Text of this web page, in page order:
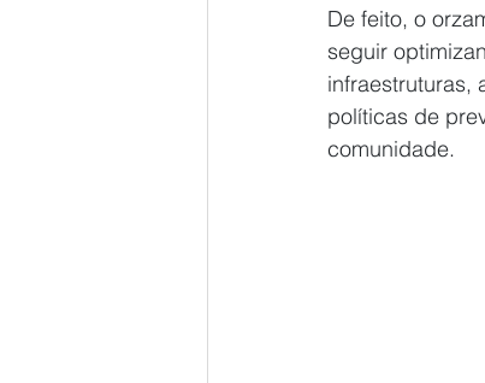
De feito, o
seguir
infraestruturas,
políticas de
comunidade.